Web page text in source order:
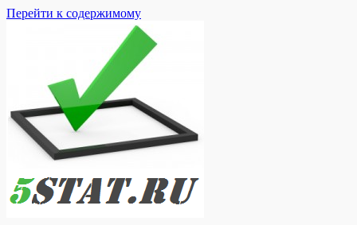
Перейти к содержимому